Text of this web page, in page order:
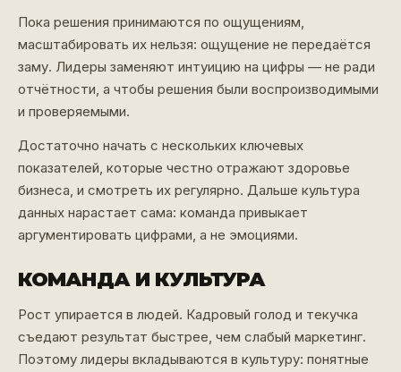
Пока решения принимаются по ощущениям,
масштабировать их нельзя: ощущение не передаётся
заму. Лидеры заменяют интуицию на цифры — не ради
отчётности, а чтобы решения были воспроизводимыми
и проверяемыми.
Достаточно начать с нескольких ключевых
показателей, которые честно отражают здоровье
бизнеса, и смотреть их регулярно. Дальше культура
данных нарастает сама: команда привыкает
аргументировать цифрами, а не эмоциями.
КОМАНДА И КУЛЬТУРА
Рост упирается в людей. Кадровый голод и текучка
съедают результат быстрее, чем слабый маркетинг.
Поэтому лидеры вкладываются в культуру: понятные